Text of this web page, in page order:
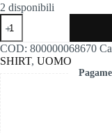
2 disponibili
T-
shirt
stampa
cane
cappello
COD: 800000068670
SHIRT, UOMO